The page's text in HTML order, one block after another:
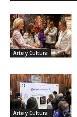
Arte y Cultura
Arte y Cultura